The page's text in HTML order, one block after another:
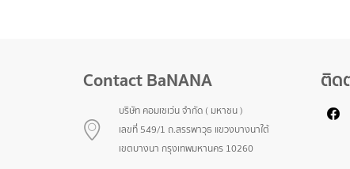
Contact BaNANA
บริษัท คอมเซเว่น จำกัด ( มหาชน )
เลขที่ 549/1 ถ.สรรพาวุธ แขวงบางนาใต้
เขตบางนา กรุงเทพมหานคร 10260
ติด